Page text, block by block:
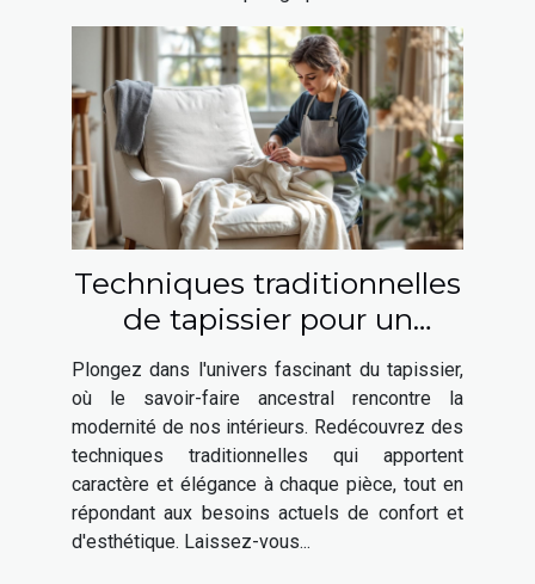
Techniques traditionnelles
de tapissier pour un
intérieur moderne
Plongez dans l'univers fascinant du tapissier,
où le savoir-faire ancestral rencontre la
modernité de nos intérieurs. Redécouvrez des
techniques traditionnelles qui apportent
caractère et élégance à chaque pièce, tout en
répondant aux besoins actuels de confort et
d'esthétique. Laissez-vous...